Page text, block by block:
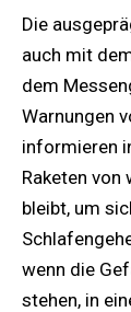
Die
auch mit
dem
Warnungen
informieren
Raketen
bleibt, um
wenn die
stehen, in